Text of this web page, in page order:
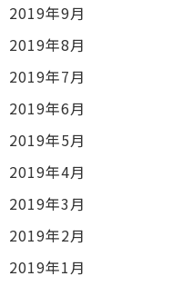
2019年9月
2019年8月
2019年7月
2019年6月
2019年5月
2019年4月
2019年3月
2019年2月
2019年1月